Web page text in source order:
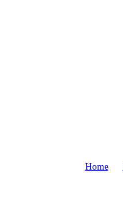
Home